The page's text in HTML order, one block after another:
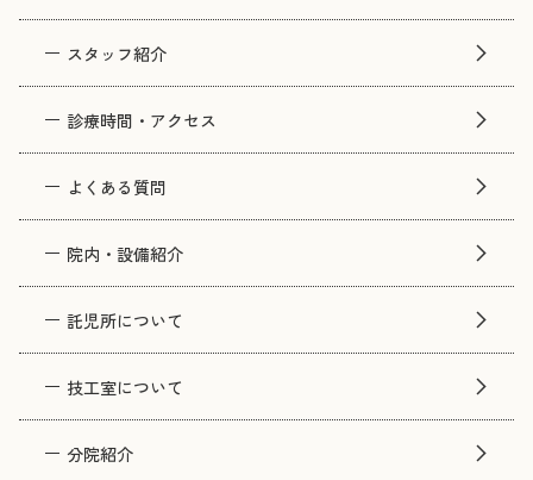
スタッフ紹介
診療時間・アクセス
よくある質問
院内・設備紹介
託児所について
技工室について
分院紹介